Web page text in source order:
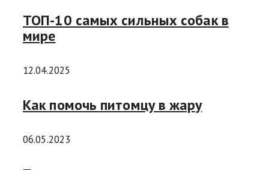
ТОП-10 самых сильных собак в
мире
12.04.2025
Как помочь питомцу в жару
06.05.2023